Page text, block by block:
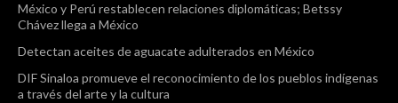
México y Perú restablecen relaciones diplomáticas; Betssy
Chávez llega a México
Detectan aceites de aguacate adulterados en México
DIF Sinaloa promueve el reconocimiento de los pueblos indígenas
a través del arte y la cultura